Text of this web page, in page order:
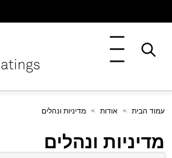
עמוד הבית אודות מדיניות ונהלים
מדיניות ונהלים